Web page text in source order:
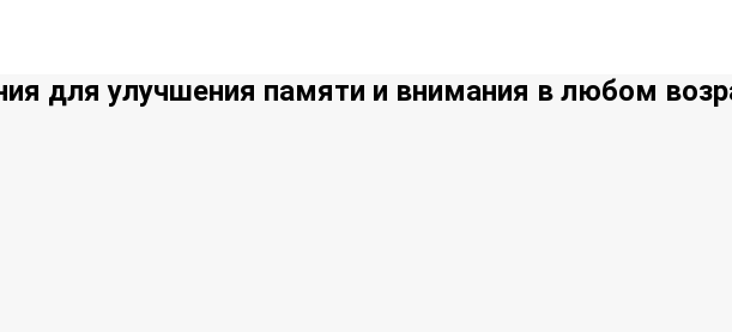
для улучшения памяти и внимания в любом